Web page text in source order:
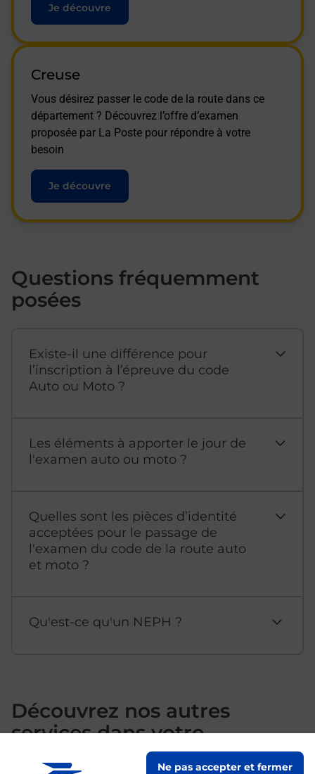
Ne pas accepter et fermer
Je découvre
Creuse
Vous désirez passer le code de la route dans ce
département ? Découvrez l’offre d’examen
proposée par La Poste pour répondre à votre
besoin
Je découvre
Questions fréquemment
posées
Existe-il une différence pour
l’inscription à l’épreuve du code
Auto ou Moto ?
Les éléments à apporter le jour de
l'examen auto ou moto ?
Quelles sont les pièces d’identité
acceptées pour le passage de
l'examen du code de la route auto
et moto ?
Qu'est-ce qu'un NEPH ?
Découvrez nos autres
services dans votre
département Cher